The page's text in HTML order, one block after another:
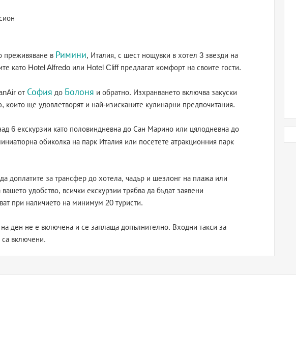
преживяване в Римини, Италия, с шест нощувки в хотел 3 звезди на
като Hotel Alfredo или Hotel Cliff предлагат комфорт на своите гости.
от София до Болоня и обратно. Изхранването включва закуски
ще удовлетворят и най-изисканите кулинарни предпочитания.
6 екскурзии като половиндневна до Сан Марино или цялодневна до
обиколка на парк Италия или посетете атракционния парк
доплатите за трансфер до хотела, чадър и шезлонг на плажа или
удобство, всички екскурзии трябва да бъдат заявени
при наличието на минимум 20 туристи.
на ден не е включена и се заплаща допълнително. Входни такси за
включени.